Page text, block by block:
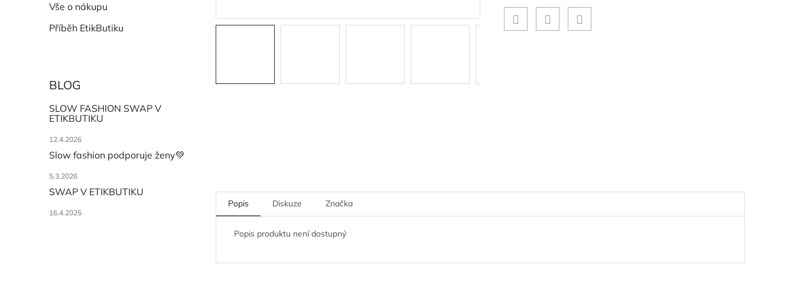
Vše o nákupu
Příběh EtikButiku
BLOG
SLOW FASHION SWAP V
ETIKBUTIKU
12.4.2026
Slow fashion podporuje ženy💚
5.3.2026
SWAP V ETIKBUTIKU
16.4.2025
Popis Diskuze Značka
Popis produktu není dostupný